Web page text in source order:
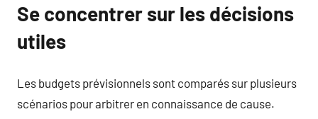
Se concentrer sur les décisions
utiles
Les budgets prévisionnels sont comparés sur plusieurs
scénarios pour arbitrer en connaissance de cause.